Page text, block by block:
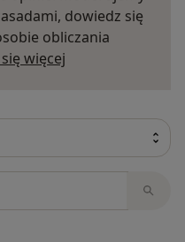
dowiedz się
obliczania
więcej